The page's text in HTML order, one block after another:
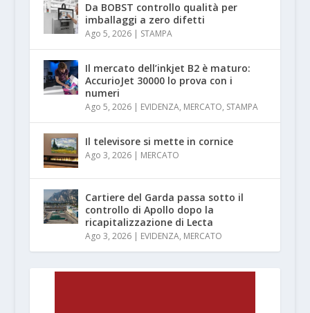
Da BOBST controllo qualità per
imballaggi a zero difetti
Ago 5, 2026| STAMPA
Il mercato dell’inkjet B2 è maturo:
AccurioJet 30000 lo prova con i
numeri
Ago 5, 2026| EVIDENZA, MERCATO, STAMPA
Il televisore si mette in cornice
Ago 3, 2026| MERCATO
Cartiere del Garda passa sotto il
controllo di Apollo dopo la
ricapitalizzazione di Lecta
Ago 3, 2026| EVIDENZA, MERCATO